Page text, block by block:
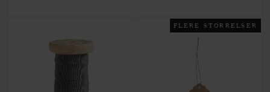
FLERE STØRRELSER